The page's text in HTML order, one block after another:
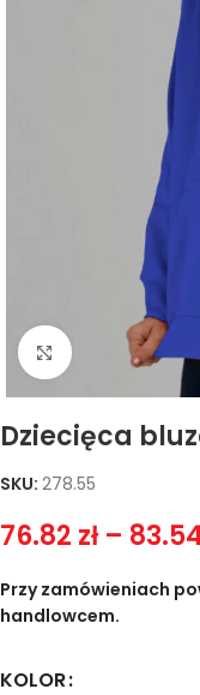
Kliknij, aby
Dziecięca
SKU: 278.55
76.82 zł –
Przy zamówieniach
handlowcem.
KOLOR